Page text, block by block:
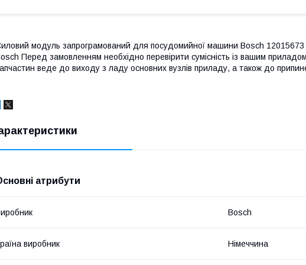
модуль запрограмований для посудомийної машини Bosch 12015673
Перед замовленням необхідно перевірити сумісність із вашим
веде до виходу з ладу основних вузлів приладу, а також до
атрибути
Bosch
виробник Німеччина